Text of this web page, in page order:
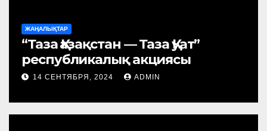
ЖАҢАЛЫҚТАР
“Таза Қазақстан — Таза Қуат”
республикалық акциясы
14 СЕНТЯБРЯ, 2024 ADMIN